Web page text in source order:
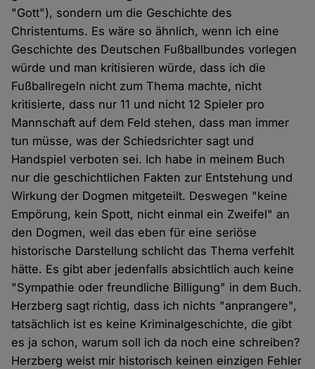
"Gott"), sondern um die Geschichte des
Christentums. Es wäre so ähnlich, wenn ich eine
Geschichte des Deutschen Fußballbundes vorlegen
würde und man kritisieren würde, dass ich die
Fußballregeln nicht zum Thema machte, nicht
kritisierte, dass nur 11 und nicht 12 Spieler pro
Mannschaft auf dem Feld stehen, dass man immer
tun müsse, was der Schiedsrichter sagt und
Handspiel verboten sei. Ich habe in meinem Buch
nur die geschichtlichen Fakten zur Entstehung und
Wirkung der Dogmen mitgeteilt. Deswegen "keine
Empörung, kein Spott, nicht einmal ein Zweifel" an
den Dogmen, weil das eben für eine seriöse
historische Darstellung schlicht das Thema verfehlt
hätte. Es gibt aber jedenfalls absichtlich auch keine
"Sympathie oder freundliche Billigung" in dem Buch.
Herzberg sagt richtig, dass ich nichts "anprangere",
tatsächlich ist es keine Kriminalgeschichte, die gibt
es ja schon, warum soll ich da noch eine schreiben?
Herzberg weist mir historisch keinen einzigen Fehler